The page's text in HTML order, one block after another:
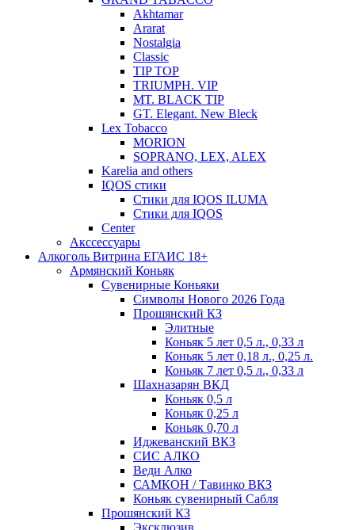
Akhtamar
Ararat
Nostalgia
Classic
TIP TOP
TRIUMPH. VIP
MT. BLACK TIP
GT. Elegant. New Bleck
Lex Tobacco
MORION
SOPRANO, LEX, ALEX
Karelia and others
IQOS стики
Стики для IQOS ILUMA
Стики для IQOS
Сenter
Акссессуары
Алкоголь Витрина ЕГАИС 18+
Армянский Коньяк
Сувенирные Коньяки
Символы Нового 2026 Года
Прошянский КЗ
Элитные
Коньяк 5 лет 0,5 л., 0,33 л
Коньяк 5 лет 0,18 л., 0,25 л.
Коньяк 7 лет 0,5 л., 0,33 л
Шахназарян ВКД
Коньяк 0,5 л
Коньяк 0,25 л
Коньяк 0,70 л
Иджеванский ВКЗ
СИС АЛКО
Веди Алко
САМКОН / Тавинко ВКЗ
Коньяк сувенирный Сабля
Прошянский КЗ
Эксклюзив